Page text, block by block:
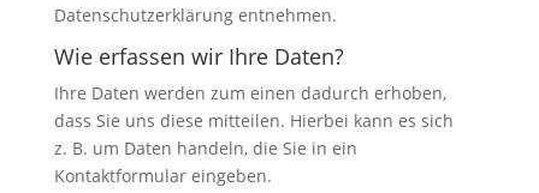
Datenschutzerklärung entnehmen.
Wie erfassen wir Ihre Daten?
Ihre Daten werden zum einen dadurch erhoben,
dass Sie uns diese mitteilen. Hierbei kann es sich
z. B. um Daten handeln, die Sie in ein
Kontaktformular eingeben.